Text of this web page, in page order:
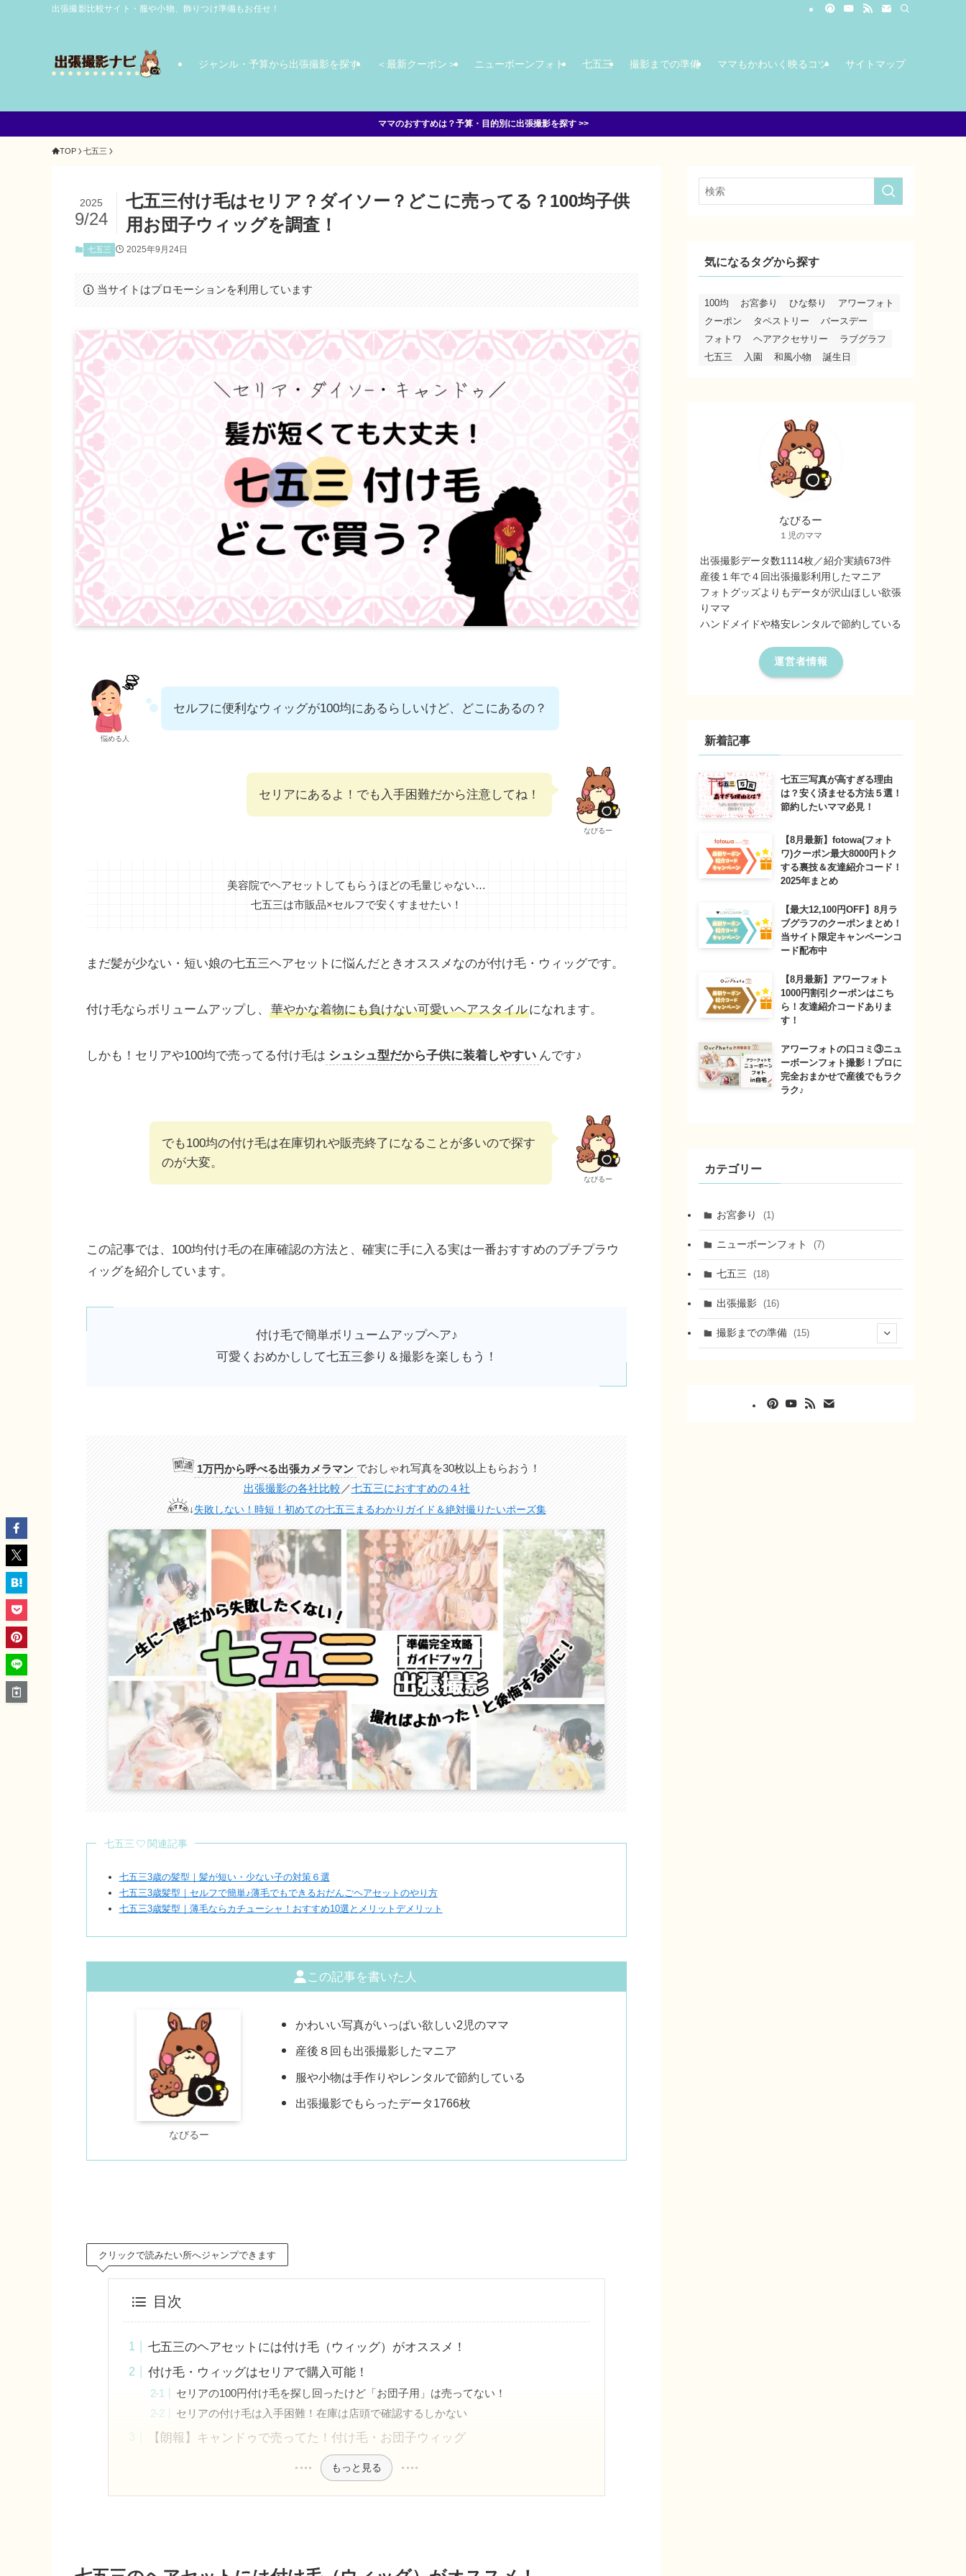
出張撮影比較サイト・服や小物、飾りつけ準備もお任せ！
ジャンル・予算から出張撮影を探す ＜最新クーポン＞ ニューボーンフォト 七五三 撮影までの準備 ママもかわいく映るコツ サイトマップ
ママのおすすめは？予算・目的別に出張撮影を探す >>
TOP 七五三
七五三付け毛はセリア？ダイソー？どこに売ってる？100均子供
用お団子ウィッグを調査！
2025
9/24
七五三 2025年9月24日
当サイトはプロモーションを利用しています
悩める人
セルフに便利なウィッグが100均にあるらしいけど、どこにあるの？
なびるー
セリアにあるよ！でも入手困難だから注意してね！
美容院でヘアセットしてもらうほどの毛量じゃない…
七五三は市販品×セルフで安くすませたい！
まだ髪が少ない・短い娘の七五三ヘアセットに悩んだときオススメなのが付け毛・ウィッグです。
付け毛ならボリュームアップし、 華やかな着物にも負けない可愛いヘアスタイルになれます。
しかも！セリアや100均で売ってる付け毛は シュシュ型だから子供に装着しやすい んです♪
なびるー
でも100均の付け毛は在庫切れや販売終了になることが多いので探す
のが大変。
この記事では、100均付け毛の在庫確認の方法と、確実に手に入る実は一番おすすめのプチプラウ
ィッグを紹介しています。
付け毛で簡単ボリュームアップヘア♪
可愛くおめかしして七五三参り＆撮影を楽しもう！
1万円から呼べる出張カメラマン でおしゃれ写真を30枚以上もらおう！
出張撮影の各社比較 ／七五三におすすめの４社
↓ 失敗しない！時短！初めての七五三まるわかりガイド＆絶対撮りたいポーズ集
七五三 関連記事
七五三3歳の髪型｜髪が短い・少ない子の対策６選
七五三3歳髪型｜セルフで簡単♪薄毛でもできるおだんごヘアセットのやり方
七五三3歳髪型｜薄毛ならカチューシャ！おすすめ10選とメリットデメリット
この記事を書いた人
なびるー
かわいい写真がいっぱい欲しい2児のママ
産後８回も出張撮影したマニア
服や小物は手作りやレンタルで節約している
出張撮影でもらったデータ1766枚
クリックで読みたい所へジャンプできます
目次
七五三のヘアセットには付け毛（ウィッグ）がオススメ！
付け毛・ウィッグはセリアで購入可能！
セリアの100円付け毛を探し回ったけど「お団子用」は売ってない！
セリアの付け毛は入手困難！在庫は店頭で確認するしかない
【朗報】キャンドゥで売ってた！付け毛・お団子ウィッグ
もっと見る
気になるタグから探す
100均 お宮参り ひな祭り
アワーフォト
クーポン
タペストリー
バースデー
フォトワ
ヘアアクセサリー
ラブグラフ
七五三
入園 和風小物 誕生日
なびるー
１児のママ
出張撮影データ数1114枚／紹介実績673件
産後１年で４回出張撮影利用したマニア
フォトグッズよりもデータが沢山ほしい欲張
りママ
ハンドメイドや格安レンタルで節約している
運営者情報
新着記事
七五三写真が高すぎる理由
は？安く済ませる方法５選！
節約したいママ必見！
【8月最新】fotowa(フォト
ワ)クーポン最大8000円トク
する裏技＆友達紹介コード！
2025年まとめ
【最大12,100円OFF】8月ラ
ブグラフのクーポンまとめ！
当サイト限定キャンペーンコ
ード配布中
【8月最新】アワーフォト
1000円割引クーポンはこち
ら！友達紹介コードありま
す！
アワーフォトの口コミ③ニュ
ーボーンフォト撮影！プロに
完全おまかせで産後でもラク
ラク♪
カテゴリー
お宮参り (1)
ニューボーンフォト (7)
七五三 (18)
出張撮影 (16)
撮影までの準備 (15)